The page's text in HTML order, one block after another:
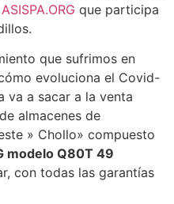
ASISPA.ORG que participa
que sufrimos en
evoluciona el Covid-
va a sacar a la venta
almacenes de
» Chollo» compuesto
modelo Q80T 49
con todas las garantías